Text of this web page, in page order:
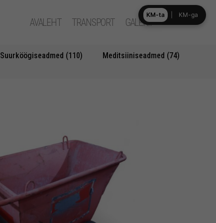
AVALEHT TRANSPORT GALERII
Suurköögiseadmed (110)
Meditsiiniseadmed (74)
KM-ta KM-ga